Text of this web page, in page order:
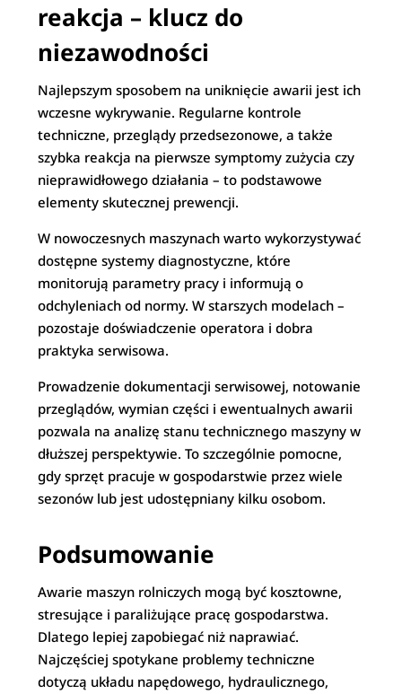
reakcja – klucz do
niezawodności
Najlepszym sposobem na uniknięcie awarii jest ich
wczesne wykrywanie. Regularne kontrole
techniczne, przeglądy przedsezonowe, a także
szybka reakcja na pierwsze symptomy zużycia czy
nieprawidłowego działania – to podstawowe
elementy skutecznej prewencji.
W nowoczesnych maszynach warto wykorzystywać
dostępne systemy diagnostyczne, które
monitorują parametry pracy i informują o
odchyleniach od normy. W starszych modelach –
pozostaje doświadczenie operatora i dobra
praktyka serwisowa.
Prowadzenie dokumentacji serwisowej, notowanie
przeglądów, wymian części i ewentualnych awarii
pozwala na analizę stanu technicznego maszyny w
dłuższej perspektywie. To szczególnie pomocne,
gdy sprzęt pracuje w gospodarstwie przez wiele
sezonów lub jest udostępniany kilku osobom.
Podsumowanie
Awarie maszyn rolniczych mogą być kosztowne,
stresujące i paraliżujące pracę gospodarstwa.
Dlatego lepiej zapobiegać niż naprawiać.
Najczęściej spotykane problemy techniczne
dotyczą układu napędowego, hydraulicznego,